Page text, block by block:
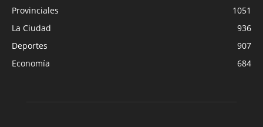
Provinciales
1051
La Ciudad
936
Deportes
907
Economía
684